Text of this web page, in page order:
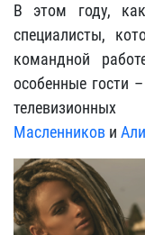
В этом году,
специалисты,
командной
особенные гости
Масленников и